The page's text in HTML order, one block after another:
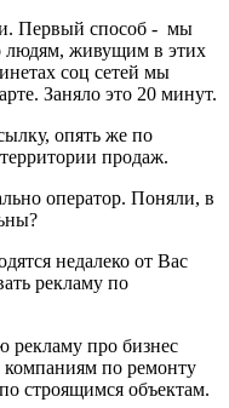
Первый способ - мы
людям, живущим в этих
соц сетей мы
Заняло это 20 минут.
опять же по
продаж.
оператор. Поняли, в
недалеко от Вас
рекламу по
рекламу про бизнес
по ремонту
строящимся объектам.